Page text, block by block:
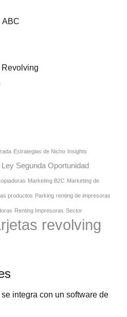
ABC
Revolving
Estrategias de Nicho Insights
Ley Segunda Oportunidad
Marketing B2C Marketing de
productos Parking renting de impresoras
Renting Impresoras Sector
revolving
integra con un software de